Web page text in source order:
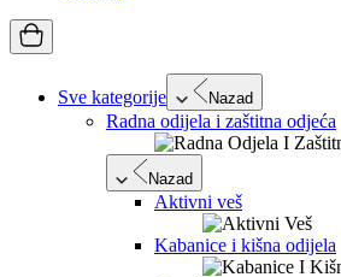
Sve kategorije Nazad
Radna odijela i zaštitna odjeća
Nazad
Aktivni veš
Kabanice i kišna odijela